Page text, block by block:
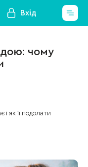
Вхід
чому
як її подолати